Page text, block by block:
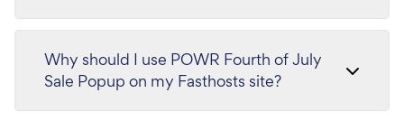
Why should I use POWR Fourth of July
Sale Popup on my Fasthosts site?